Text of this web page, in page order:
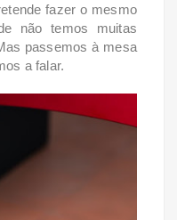
fazer o mesmo
não temos muitas
passemos à mesa
a falar.